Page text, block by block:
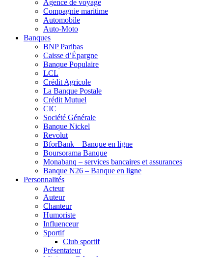
Agence de voyage
Compagnie maritime
Automobile
Auto-Moto
Banques
BNP Paribas
Caisse d’Épargne
Banque Populaire
LCL
Crédit Agricole
La Banque Postale
Crédit Mutuel
CIC
Société Générale
Banque Nickel
Revolut
BforBank – Banque en ligne
Boursorama Banque
Monabanq – services bancaires et assurances
Banque N26 – Banque en ligne
Personnalités
Acteur
Auteur
Chanteur
Humoriste
Influenceur
Sportif
Club sportif
Présentateur